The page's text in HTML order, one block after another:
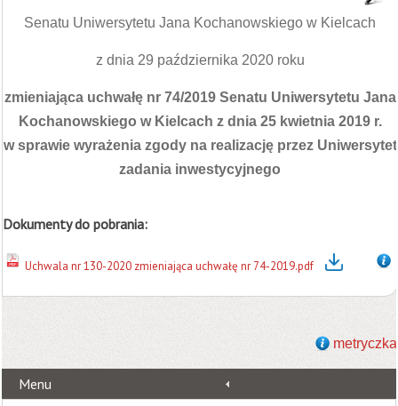
Senatu Uniwersytetu Jana Kochanowskiego w Kielcach
z dnia 29 października 2020 roku
zmieniająca uchwałę nr 74/2019 Senatu Uniwersytetu Jana
Kochanowskiego w Kielcach z dnia 25 kwietnia 2019 r.
w sprawie wyrażenia zgody na realizację przez Uniwersytet
zadania inwestycyjnego
Dokumenty do pobrania:
Uchwala nr 130-2020 zmieniająca uchwałę nr 74-2019.pdf
metryczka
Menu